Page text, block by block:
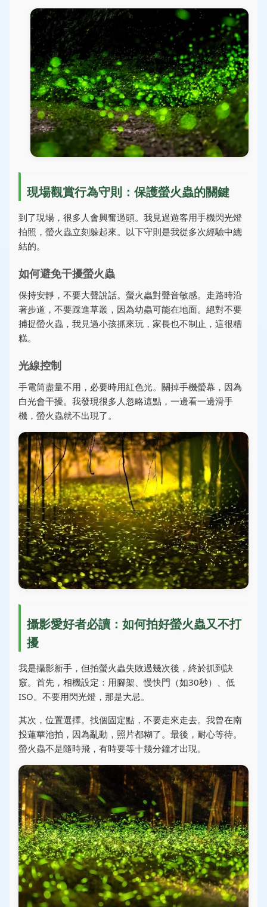
現場觀賞行為守則：保護螢火蟲的關鍵
到了現場，很多人會興奮過頭。我見過遊客用手機閃光燈
拍照，螢火蟲立刻躲起來。以下守則是我從多次經驗中總
結的。
如何避免干擾螢火蟲
保持安靜，不要大聲說話。螢火蟲對聲音敏感。走路時沿
著步道，不要踩進草叢，因為幼蟲可能在地面。絕對不要
捕捉螢火蟲，我見過小孩抓來玩，家長也不制止，這很糟
糕。
光線控制
手電筒盡量不用，必要時用紅色光。關掉手機螢幕，因為
白光會干擾。我發現很多人忽略這點，一邊看一邊滑手
機，螢火蟲就不出現了。
攝影愛好者必讀：如何拍好螢火蟲又不打
擾
我是攝影新手，但拍螢火蟲失敗過幾次後，終於抓到訣
竅。首先，相機設定：用腳架、慢快門（如30秒）、低
ISO。不要用閃光燈，那是大忌。
其次，位置選擇。找個固定點，不要走來走去。我曾在南
投蓮華池拍，因為亂動，照片都糊了。最後，耐心等待。
螢火蟲不是隨時飛，有時要等十幾分鐘才出現。